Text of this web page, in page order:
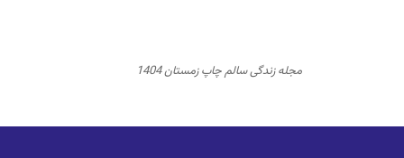
مجله زندگی سالم چاپ زمستان 1404